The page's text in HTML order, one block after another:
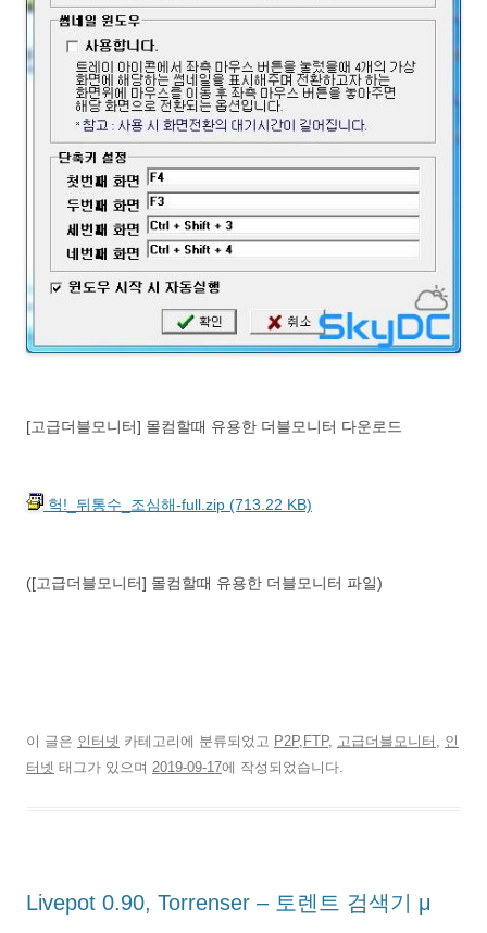
[고급더블모니터] 몰컴할때 유용한 더블모니터 다운로드
헉!_뒤통수_조심해-full.zip (713.22 KB)
([고급더블모니터] 몰컴할때 유용한 더블모니터 파일)
이 글은 인터넷 카테고리에 분류되었고 P2P,FTP, 고급더블모니터
인
터넷 태그가 있으며 2019-09-17에 작성되었습니다.
Livepot 0.90, Torrenser – 토렌트 검색기 μ